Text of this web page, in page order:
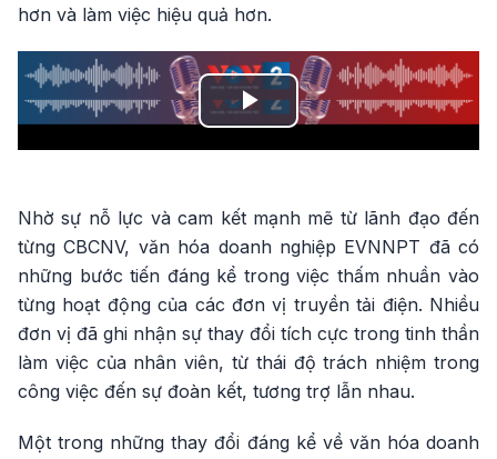
hơn và làm việc hiệu quả hơn.
Play
Nhờ sự nỗ lực và cam kết mạnh mẽ từ lãnh đạo đến
từng CBCNV, văn hóa doanh nghiệp EVNNPT đã có
những bước tiến đáng kể trong việc thấm nhuần vào
từng hoạt động của các đơn vị truyền tải điện. Nhiều
đơn vị đã ghi nhận sự thay đổi tích cực trong tinh thần
làm việc của nhân viên, từ thái độ trách nhiệm trong
công việc đến sự đoàn kết, tương trợ lẫn nhau.
Một trong những thay đổi đáng kể về văn hóa doanh